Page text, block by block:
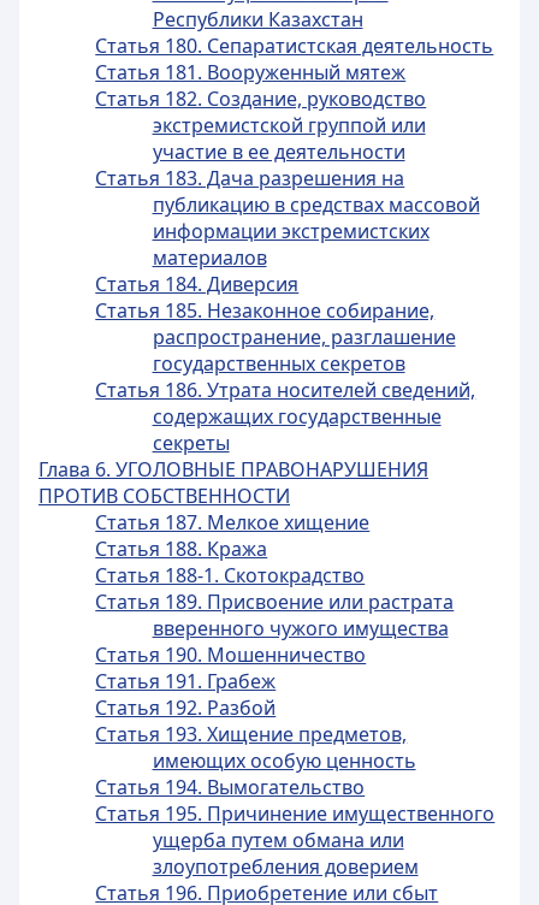
Республики Казахстан
Статья 180. Сепаратистская деятельность
Статья 181. Вооруженный мятеж
Статья 182. Создание, руководство
экстремистской группой или
участие в ее деятельности
Статья 183. Дача разрешения на
публикацию в средствах массовой
информации экстремистских
материалов
Статья 184. Диверсия
Статья 185. Незаконное собирание,
распространение, разглашение
государственных секретов
Статья 186. Утрата носителей сведений,
содержащих государственные
секреты
Глава 6. УГОЛОВНЫЕ ПРАВОНАРУШЕНИЯ
ПРОТИВ СОБСТВЕННОСТИ
Статья 187. Мелкое хищение
Статья 188. Кража
Статья 188-1. Скотокрадство
Статья 189. Присвоение или растрата
вверенного чужого имущества
Статья 190. Мошенничество
Статья 191. Грабеж
Статья 192. Разбой
Статья 193. Хищение предметов,
имеющих особую ценность
Статья 194. Вымогательство
Статья 195. Причинение имущественного
ущерба путем обмана или
злоупотребления доверием
Статья 196. Приобретение или сбыт